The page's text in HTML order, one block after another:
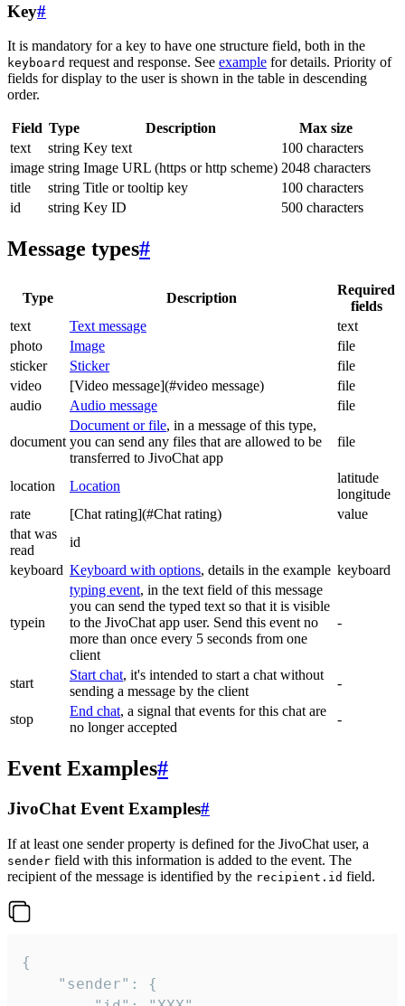
Key#
It is mandatory for a key to have one structure field, both in the
keyboard request and response. See example for details. Priority of
fields for display to the user is shown in the table in descending
order.
Field Type Description
Max size
text
string Key text
100 characters
image string Image URL (https or http scheme) 2048 characters
title
string Title or tooltip key
100 characters
id
string Key ID 500 characters
Message types#
Type Description
Required
fields
text
Text message
text
photo
Image
file
sticker
Sticker
file
video
[Video message](#video message)
file
audio
Audio message file
document
Document or file, in a message of this type,
you can send any files that are allowed to be
transferred to JivoChat app
file
location Location
latitude
longitude
rate
[Chat rating](#Chat rating)
value
that was
read
id
keyboard Keyboard with options, details in the example keyboard
typein
typing event, in the text field of this message
you can send the typed text so that it is visible
to the JivoChat app user. Send this event no
more than once every 5 seconds from one
client
-
start
Start chat, it's intended to start a chat without
sending a message by the client
-
stop
End chat, a signal that events for this chat are
no longer accepted
-
Event Examples#
JivoChat Event Examples#
If at least one sender property is defined for the JivoChat user, a
sender field with this information is added to the event. The
recipient of the message is identified by the recipient.id field.
{